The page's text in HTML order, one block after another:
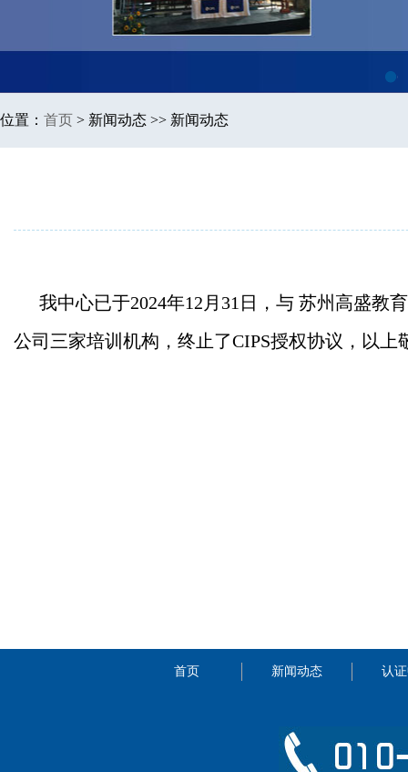
1
位置： 首页 > 新闻动态 >> 新闻动态
我中心已于2024年12月31日，与 苏州高盛教
公司三家培训机构，终止了CIPS授权协议，以上
首页 新闻动态 认